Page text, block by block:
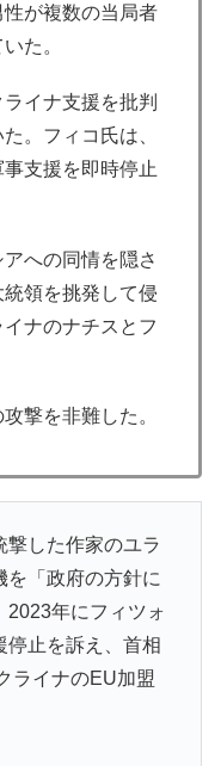
が複数の当局者
た。
イナ支援を批判
。フィコ氏は、
支援を即時停止
への同情を隠さ
領を挑発して侵
ナのナチスとフ
撃を非難した。
撃した作家のユラ
を「政府の方針に
2023年にフィツォ
停止を訴え、首相
ライナのEU加盟